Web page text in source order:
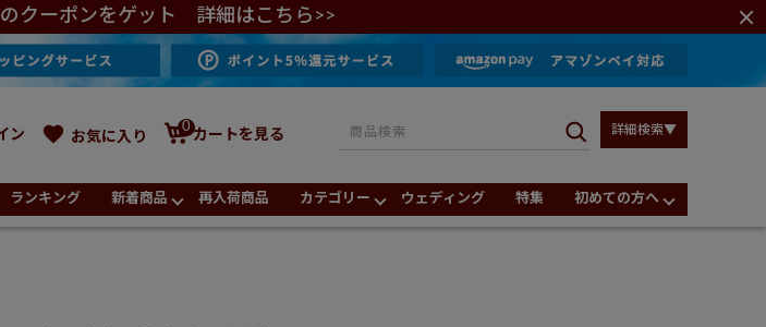
クーポンをゲット 詳細はこちら>>
ン お気に入り
0
カートを見る 詳細検索▼
ランキング 新着商品 再入荷商品 カテゴリー ウェディング 特集 初めての方へ